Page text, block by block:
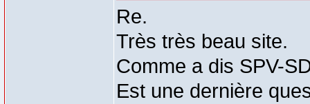
Re.
Très très beau site.
Comme a dis SPV-
Est une dernière